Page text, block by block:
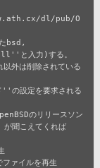
dl/pub/O
bsd,
入力)する。
は削除されている
の設定を要求される
のリリースソン
こえてくれば
イルを再生